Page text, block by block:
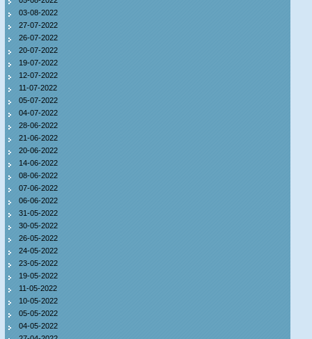
03-08-2022
27-07-2022
26-07-2022
20-07-2022
19-07-2022
12-07-2022
11-07-2022
05-07-2022
04-07-2022
28-06-2022
21-06-2022
20-06-2022
14-06-2022
08-06-2022
07-06-2022
06-06-2022
31-05-2022
30-05-2022
26-05-2022
24-05-2022
23-05-2022
19-05-2022
11-05-2022
10-05-2022
05-05-2022
04-05-2022